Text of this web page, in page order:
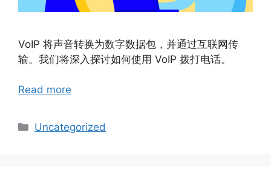
VoIP 将声音转换为数字数据包，并通过互联网传
输。我们将深入探讨如何使用 VoIP 拨打电话。
Read more
Categories
Uncategorized